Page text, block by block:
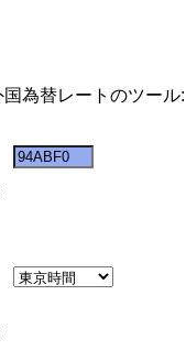
国為替レートのツール: